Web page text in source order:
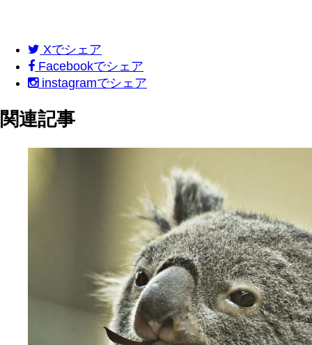
Xでシェア
Facebookでシェア
instagramでシェア
関連記事